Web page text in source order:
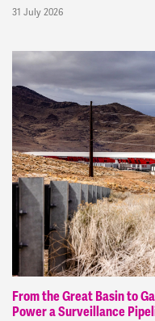
31 July 2026
From the Great Basin to
Power a Surveillance